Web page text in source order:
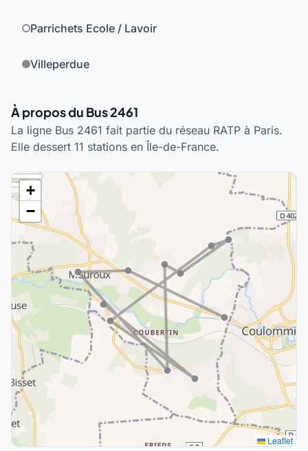
Parrichets Ecole / Lavoir
Villeperdue
À propos du Bus 2461
La ligne Bus 2461 fait partie du réseau RATP à Paris.
Elle dessert 11 stations en Île-de-France.
+
−
Leaflet